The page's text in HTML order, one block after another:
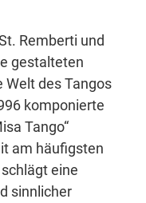
Remberti und
gestalteten
Welt des Tangos
komponierte
Tango“
am häufigsten
eine
sinnlicher